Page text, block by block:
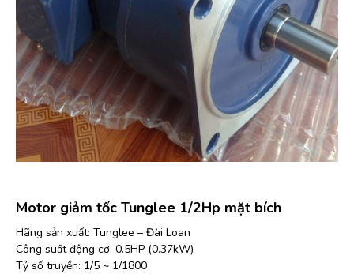
Motor giảm tốc Tunglee 1/2Hp mặt bích
Hãng sản xuất: Tunglee – Đài Loan
Công suất động cơ: 0.5HP (0.37kW)
Tỷ số truyền: 1/5 ~ 1/1800